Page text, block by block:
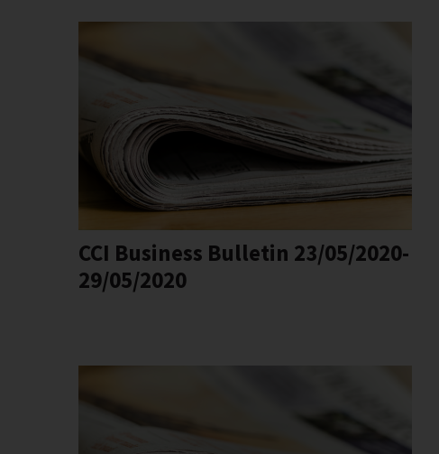
CCI Business Bulletin 23/05/2020-
29/05/2020